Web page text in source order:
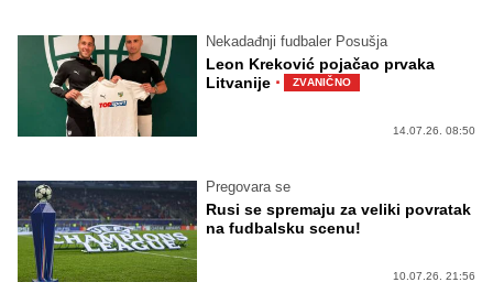
Nekadađnji fudbaler Posušja
Leon Kreković pojačao prvaka
Litvanije · ZVANIČNO
14.07.26. 08:50
Pregovara se
Rusi se spremaju za veliki povratak
na fudbalsku scenu!
10.07.26. 21:56